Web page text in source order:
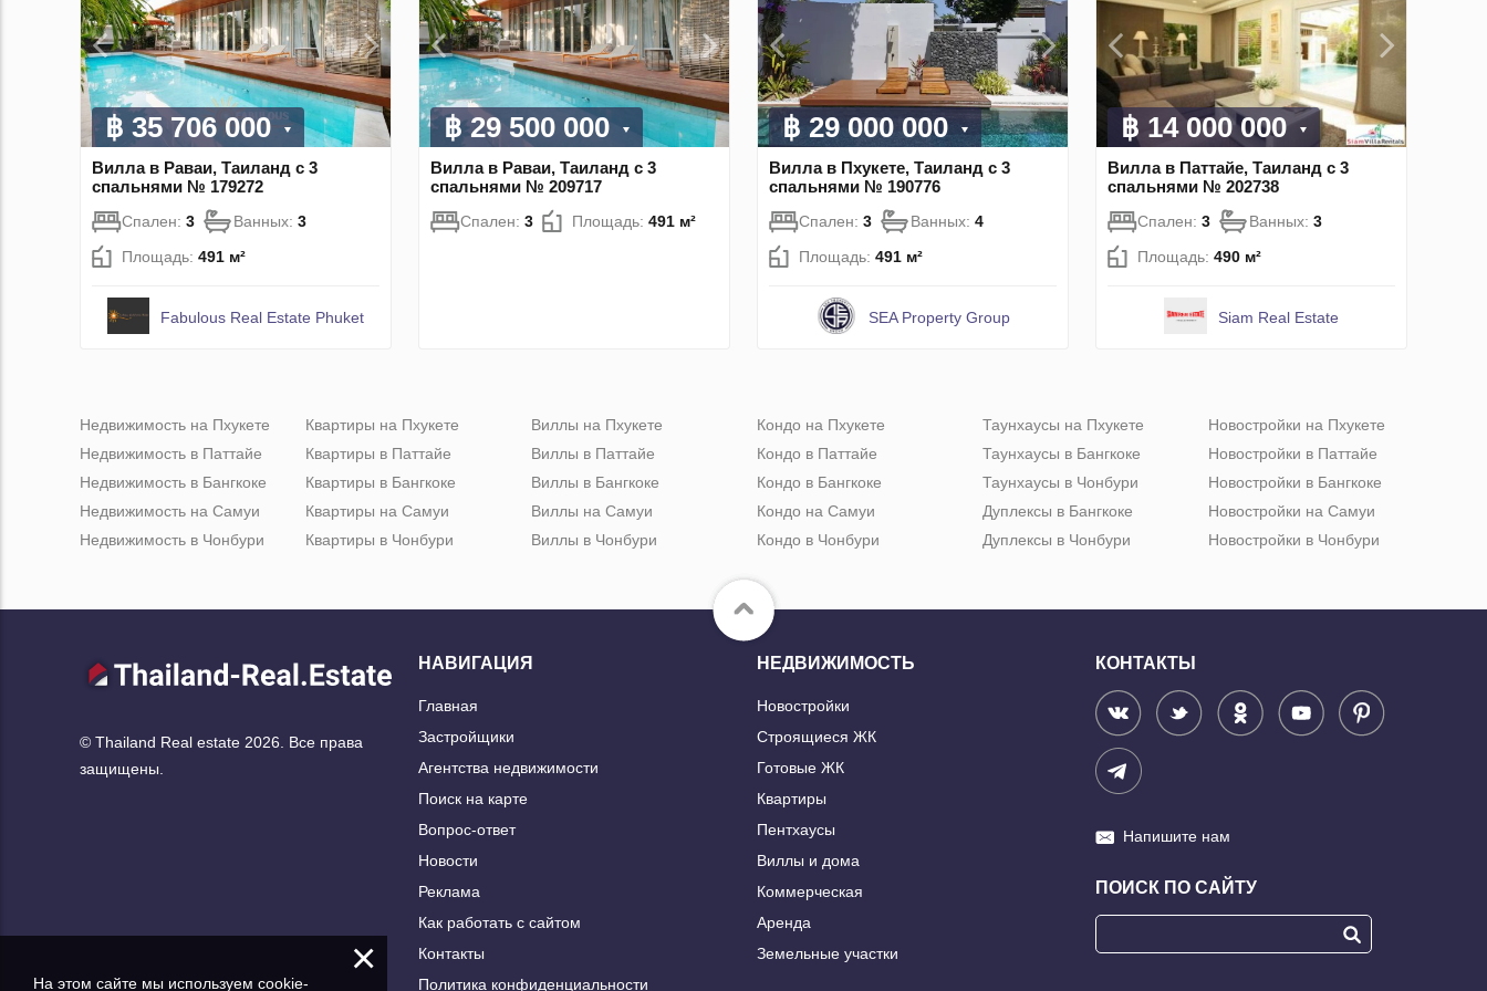
฿ 35 706 000
Вилла в Раваи, Таиланд с 3
спальнями № 179272
Спален: 3 Ванных: 3
Площадь: 491 м²
Fabulous Real Estate Phuket
฿ 29 500 000
Вилла в Раваи, Таиланд с 3
спальнями № 209717
Спален: 3 Площадь: 491 м²
฿ 29 000 000
Вилла в Пхукете, Таиланд с 3
спальнями № 190776
Спален: 3 Ванных: 4
Площадь: 491 м²
SEA Property Group
฿ 14 000 000
Вилла в Паттайе, Таиланд с 3
спальнями № 202738
Спален: 3 Ванных: 3
Площадь: 490 м²
Siam Real Estate
Недвижимость на Пхукете
Недвижимость в Паттайе
Недвижимость в Бангкоке
Недвижимость на Самуи
Недвижимость в Чонбури
Квартиры на Пхукете
Квартиры в Паттайе
Квартиры в Бангкоке
Квартиры на Самуи
Квартиры в Чонбури
Виллы на Пхукете
Виллы в Паттайе
Виллы в Бангкоке
Виллы на Самуи
Виллы в Чонбури
Кондо на Пхукете
Кондо в Паттайе
Кондо в Бангкоке
Кондо на Самуи
Кондо в Чонбури
Таунхаусы на Пхукете
Таунхаусы в Бангкоке
Таунхаусы в Чонбури
Дуплексы в Бангкоке
Дуплексы в Чонбури
Новостройки на Пхукете
Новостройки в Паттайе
Новостройки в Бангкоке
Новостройки на Самуи
Новостройки в Чонбури
© Thailand Real estate 2026. Все права
защищены.
НАВИГАЦИЯ
Главная
Застройщики
Агентства недвижимости
Поиск на карте
Вопрос-ответ
Новости
Реклама
Как работать с сайтом
Контакты
Политика конфиденциальности
НЕДВИЖИМОСТЬ
Новостройки
Строящиеся ЖК
Готовые ЖК
Квартиры
Пентхаусы
Виллы и дома
Коммерческая
Аренда
Земельные участки
КОНТАКТЫ
Напишите нам
ПОИСК ПО САЙТУ
×
На этом сайте мы используем cookie-